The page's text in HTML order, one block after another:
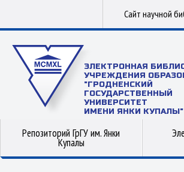
Сайт научной
ЭЛЕКТРОННАЯ
УЧРЕЖДЕНИЯ
"ГРОДНЕНСКИЙ
ГОСУДАРСТВЕННЫЙ
УНИВЕРСИТЕТ
ИМЕНИ ЯНКИ КУПАЛЫ"
Репозиторий ГрГУ им. Янки
Купалы